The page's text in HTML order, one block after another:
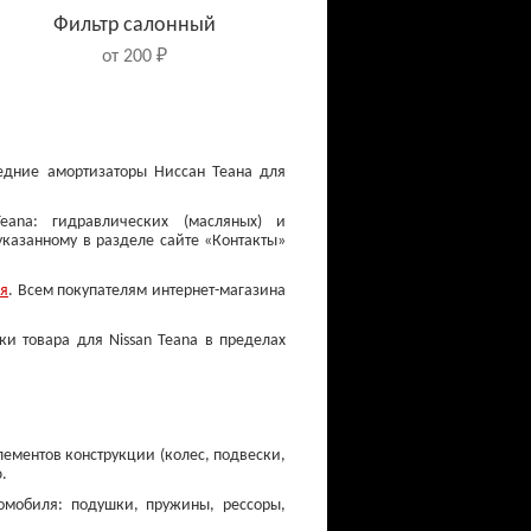
Фильтр салонный
от 200 ₽
амортизаторы Ниссан Теана для
гидравлических (масляных) и
в разделе сайте «Контакты»
. Всем покупателям интернет-магазина
товара для Nissan Teana в пределах
конструкции (колес, подвески,
подушки, пружины, рессоры,